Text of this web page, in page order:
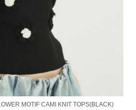
MOTIF CAMI KNIT TOPS(BLACK)